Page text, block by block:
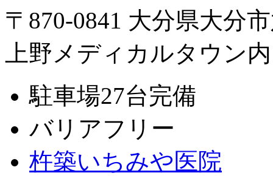
〒870-0841 大分県大分
上野メディカルタウン内
駐車場27台完備
バリアフリー
杵築いちみや医院